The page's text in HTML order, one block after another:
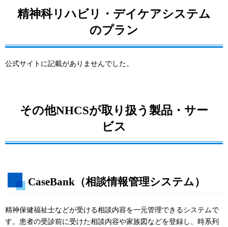
精神科リハビリ・デイケアシステム
のプラン
公式サイトに記載がありませんでした。
その他NHCSが取り扱う製品・サー
ビス
CaseBank（相談情報管理システム）
精神保健福祉士などが受ける相談内容を一元管理できるシステムで
す。患者の受診前に受けた相談内容や家族図などを登録し、時系列